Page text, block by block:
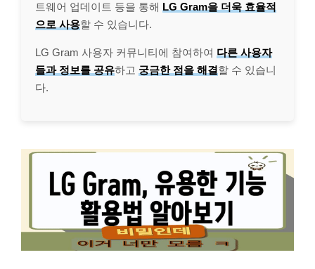
트웨어 업데이트 등을 통해 LG Gram을 더욱 효율적
으로 사용할 수 있습니다.
LG Gram 사용자 커뮤니티에 참여하여 다른 사용자
들과 정보를 공유하고 궁금한 점을 해결할 수 있습니
다.